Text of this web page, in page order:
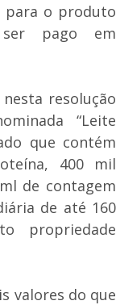
para o produto
ser pago em
resolução
“Leite
que contém
400 mil
de contagem
de até 160
propriedade
valores do que